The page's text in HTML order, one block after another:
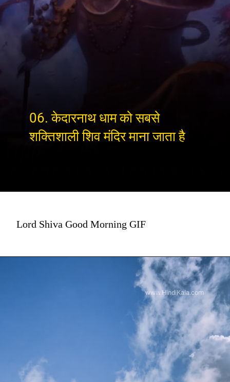
06. केदारनाथ धाम को सबसे
शक्तिशाली शिव मंदिर माना जाता है
Lord Shiva Good Morning GIF
www.HindiKala.com